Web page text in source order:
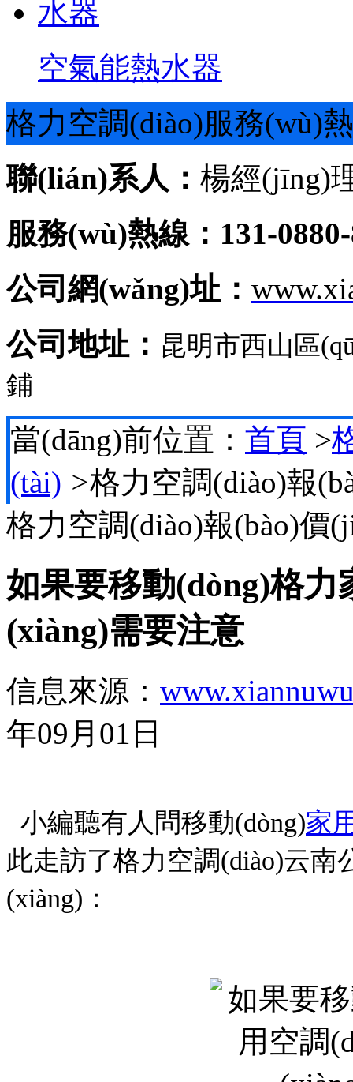
空氣能熱水器
格力空調(diào)服務(wù)
聯(lián)系人： 楊經(jīng)
服務(wù)熱線：131-
公司網(wǎng)址：
公司地址： 昆明市西山區
鋪
當(dāng)前位置： 首頁 >
(tài) >格力空調(diào)報
格力空調(diào)報(bào)價
如果要移動(dòng)格
(xiàng)需要注意
信息來源：
年09月01日
小編聽有人問移動(dòng)家
此走訪了格力空調(diào)云
(xiàng)：